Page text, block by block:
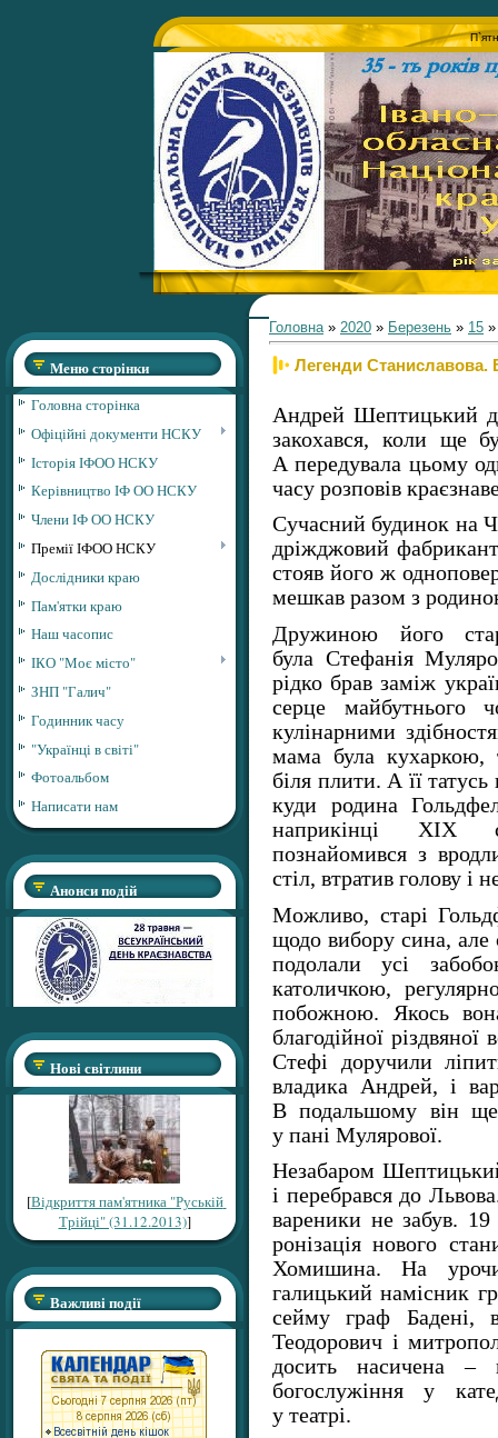
Меню сторінки
Головна сторінка
Офіційні документи НСКУ
Історія ІФОО НСКУ
Керівництво ІФ ОО НСКУ
Члени ІФ ОО НСКУ
Премії ІФОО НСКУ
Дослідники краю
Пам'ятки краю
Наш часопис
ІКО "Моє місто"
ЗНП "Галич"
Годинник часу
"Українці в світі"
Фотоальбом
Написати нам
Анонси подій
Нові світлини
[Відкриття пам'ятника "Руській
Трійці" (31.12.2013)]
Важливі події
Головна» 2020 » Березень » 15
Легенди Станиславова.
Андрей Шептицький
закохався, коли ще
А передувала цьому
часу розповів
Сучасний будинок на
дріжджовий
стояв його ж
мешкав разом з
Дружиною його
була Стефанія
рідко брав заміж
серце майбутнього
кулінарними
мама була
біля плити. А її
куди родина
наприкінці ХІХ
познайомився з
стіл, втратив голову і
Можливо, старі
щодо вибору сина, але
подолали усі
католичкою,
побожною. Якось
благодійної різдвяної
Стефі доручили
владика Андрей, і
В подальшому він ще
у пані Мулярової.
Незабаром
і перебрався до
вареники не забув.
ронізація нового
Хомишина. На
галицький намісник
сейму граф Бадені,
Теодорович і
досить насичена –
богослужіння у
у театрі.